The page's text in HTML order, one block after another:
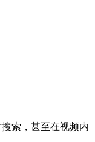
索，甚至在视频内